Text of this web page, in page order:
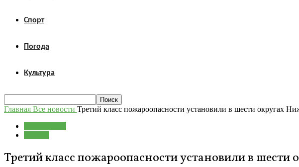
Спорт
Погода
Культура
Главная Все новости Третий класс пожароопасности установили в шести округах
Третий класс пожароопасности установили в шести